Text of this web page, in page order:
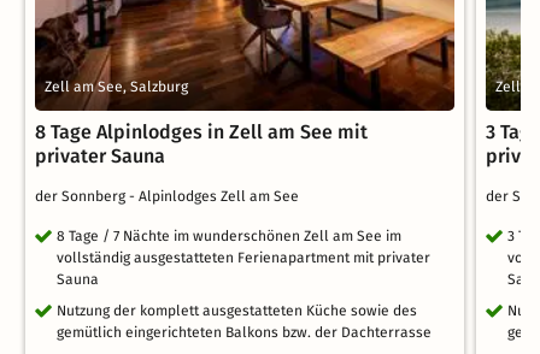
Zell am See, Salzburg
8 Tage Alpinlodges in Zell am See mit
privater Sauna
der Sonnberg - Alpinlodges Zell am See
8 Tage / 7 Nächte im wunderschönen Zell am See im
vollständig ausgestatteten Ferienapartment mit privater
Sauna
Nutzung der komplett ausgestatteten Küche sowie des
gemütlich eingerichteten Balkons bzw. der Dachterrasse
Zell
3
der
3